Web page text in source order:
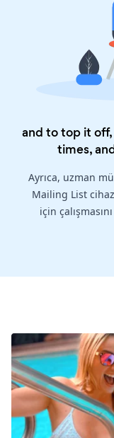
and to top it
times,
Ayrıca, uzman
Mailing List
için